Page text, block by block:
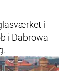
i
i Dabrowa